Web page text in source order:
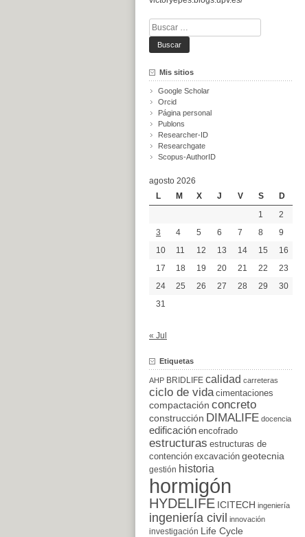
Buscar:
Mis sitios
Google Scholar
Orcid
Página personal
Publons
Researcher-ID
Researchgate
Scopus-AuthorID
agosto 2026
L
M X J V S
D
1
2
3
4 5 6 7 8
9
10
11 12 13 14 15
16
17
18 19 20 21 22
23
24
25 26 27 28 29
30
31
« Jul
Etiquetas
AHP BRIDLIFE calidad carreteras
ciclo de vida cimentaciones
compactación concreto
construcción DIMALIFE docencia
edificación encofrado
estructuras estructuras de
contención excavación geotecnia
gestión historia
hormigón
HYDELIFE ICITECH ingeniería
ingeniería civil innovación
investigación
Life Cycle